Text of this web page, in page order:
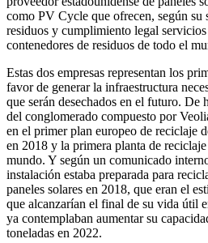
como PV Cycle que ofrecen, según su
residuos y cumplimiento legal servicios
contenedores de residuos de todo el
Estas dos empresas representan los
favor de generar la infraestructura
que serán desechados en el futuro. De
del conglomerado compuesto por
en el primer plan europeo de reciclaje
en 2018 y la primera planta de reciclaje
mundo. Y según un comunicado
instalación estaba preparada para
paneles solares en 2018, que eran el
que alcanzarían el final de su vida útil
ya contemplaban aumentar su
toneladas en 2022.